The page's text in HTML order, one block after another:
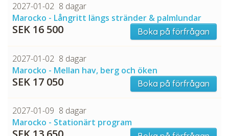
2027-01-02 8 dagar
Marocko - Långritt längs stränder & palmlundar
SEK 16 500 Boka på förfrågan
2027-01-02 8 dagar
Marocko - Mellan hav, berg och öken
SEK 17 050 Boka på förfrågan
2027-01-09 8 dagar
Marocko - Stationärt program